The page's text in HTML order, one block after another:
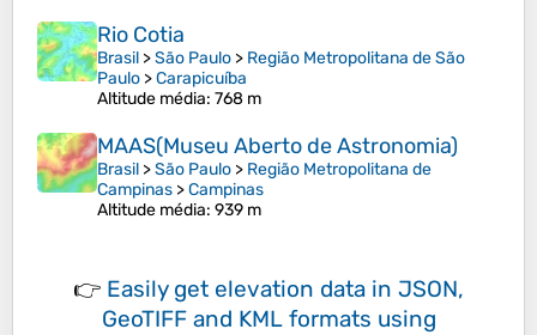
Rio Cotia
Brasil >São Paulo > Região Metropolitana de São
Paulo >Carapicuíba
Altitude média: 768 m
MAAS(Museu Aberto de Astronomia)
Brasil >São Paulo > Região Metropolitana de
Campinas >Campinas
Altitude média: 939 m
👉 Easily get elevation data in JSON,
GeoTIFF and KML formats using